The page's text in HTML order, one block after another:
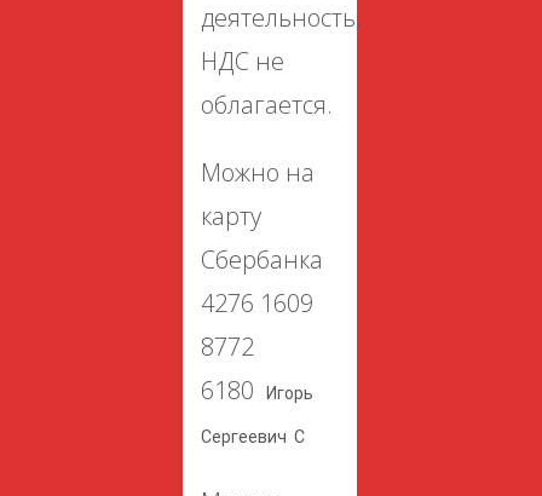
деятельность.
НДС не
облагается.
Можно на
карту
Сбербанка
4276 1609
8772
6180
Игорь
Сергеевич С